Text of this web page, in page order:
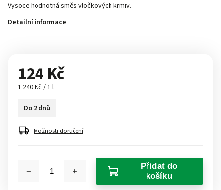
Vysoce hodnotná směs vločkových krmiv.
Detailní informace
124 Kč
1 240 Kč / 1 l
Do 2 dnů
Možnosti doručení
Přidat do
košíku